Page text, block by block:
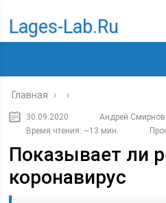
Lages-Lab.ru
Главная › ›
30.09.2020
Андрей Смирнов
Время чтения: ~13 мин.
Показывает ли
коронавирус